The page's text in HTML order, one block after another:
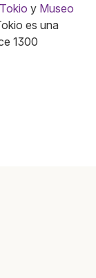
y Museo
es una
1300